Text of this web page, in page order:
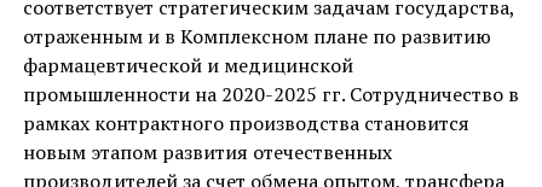
соответствует стратегическим задачам государства,
отраженным и в Комплексном плане по развитию
фармацевтической и медицинской
промышленности на 2020-2025 гг. Сотрудничество в
рамках контрактного производства становится
новым этапом развития отечественных
производителей за счет обмена опытом, трансфера